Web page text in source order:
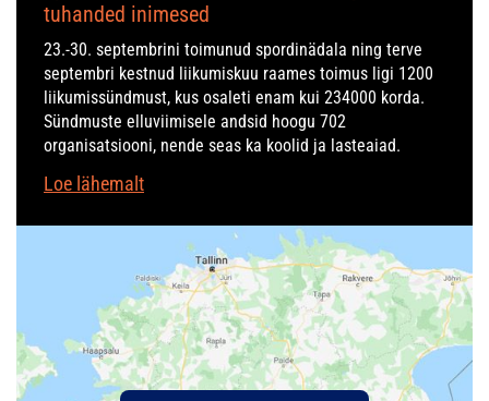
tuhanded inimesed
23.-30. septembrini toimunud spordinädala ning terve
septembri kestnud liikumiskuu raames toimus ligi 1200
liikumissündmust, kus osaleti enam kui 234000 korda.
Sündmuste elluviimisele andsid hoogu 702
organisatsiooni, nende seas ka koolid ja lasteaiad.
Loe lähemalt